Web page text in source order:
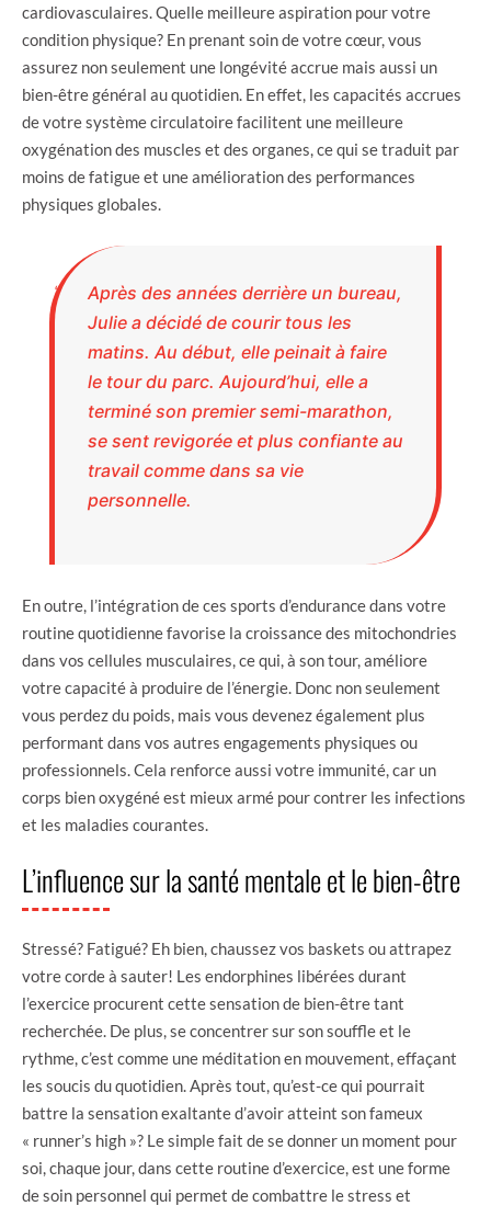
cardiovasculaires. Quelle meilleure aspiration pour votre
condition physique? En prenant soin de votre cœur, vous
assurez non seulement une longévité accrue mais aussi un
bien-être général au quotidien. En effet, les capacités accrues
de votre système circulatoire facilitent une meilleure
oxygénation des muscles et des organes, ce qui se traduit par
moins de fatigue et une amélioration des performances
physiques globales.
Après des années derrière un bureau,
Julie a décidé de courir tous les
matins. Au début, elle peinait à faire
le tour du parc. Aujourd’hui, elle a
terminé son premier semi-marathon,
se sent revigorée et plus confiante au
travail comme dans sa vie
personnelle.
En outre, l’intégration de ces sports d’endurance dans votre
routine quotidienne favorise la croissance des mitochondries
dans vos cellules musculaires, ce qui, à son tour, améliore
votre capacité à produire de l’énergie. Donc non seulement
vous perdez du poids, mais vous devenez également plus
performant dans vos autres engagements physiques ou
professionnels. Cela renforce aussi votre immunité, car un
corps bien oxygéné est mieux armé pour contrer les infections
et les maladies courantes.
L’influence sur la santé mentale et le bien-être
Stressé? Fatigué? Eh bien, chaussez vos baskets ou attrapez
votre corde à sauter! Les endorphines libérées durant
l’exercice procurent cette sensation de bien-être tant
recherchée. De plus, se concentrer sur son souffle et le
rythme, c’est comme une méditation en mouvement, effaçant
les soucis du quotidien. Après tout, qu’est-ce qui pourrait
battre la sensation exaltante d’avoir atteint son fameux
« runner’s high »? Le simple fait de se donner un moment pour
soi, chaque jour, dans cette routine d’exercice, est une forme
de soin personnel qui permet de combattre le stress et